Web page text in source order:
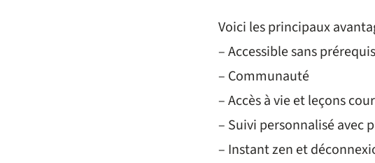
Voici les principaux
– Accessible sans prérequis
– Communauté
– Accès à vie et leçons
– Suivi personnalisé avec
– Instant zen et